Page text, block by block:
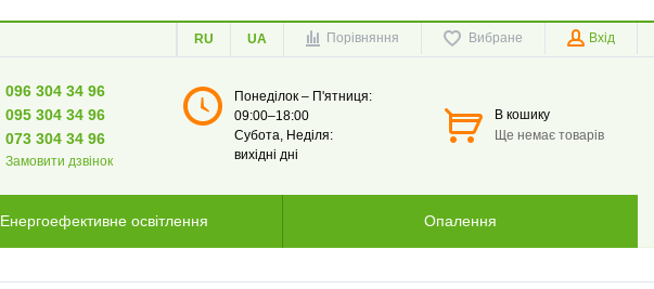
RU UA Порівняння Вибране Вхід
096 304 34 96
095 304 34 96
073 304 34 96
Замовити дзвінок
Понеділок – П'ятниця:
09:00–18:00
Субота, Неділя:
вихідні дні
В кошику
Ще немає товарів
Енергоефективне освітлення Опалення